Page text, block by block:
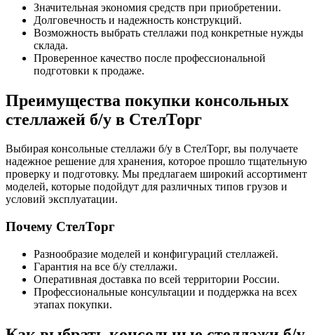
Значительная экономия средств при приобретении.
Долговечность и надежность конструкций.
Возможность выбрать стеллажи под конкретные нужды
склада.
Проверенное качество после профессиональной
подготовки к продаже.
Преимущества покупки консольных
стеллажей б/у в СтелТорг
Выбирая консольные стеллажи б/у в СтелТорг, вы получаете
надежное решение для хранения, которое прошло тщательную
проверку и подготовку. Мы предлагаем широкий ассортимент
моделей, которые подойдут для различных типов грузов и
условий эксплуатации.
Почему СтелТорг
Разнообразие моделей и конфигураций стеллажей.
Гарантия на все б/у стеллажи.
Оперативная доставка по всей территории России.
Профессиональные консультации и поддержка на всех
этапах покупки.